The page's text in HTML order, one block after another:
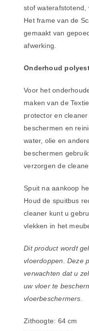
stof waterafstotend,
Het frame van de
gemaakt van
afwerking.
Onderhoud
Voor het
maken van de
protector en
beschermen en
water, olie en
beschermen
verzorgen de
Spuit na aankoop
Houd de spuitbus
cleaner kunt u
vlekken in het
Dit product wordt
vloerdoppen. Deze
verwachten dat u
uw vloer te
vloerbeschermers.
Zithoogte: 64 cm